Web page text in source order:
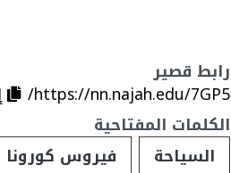
رابط قصير
https://nn.najah.edu/7GP5/
الكلمات المفتاحية
السياحة
فيروس كورونا